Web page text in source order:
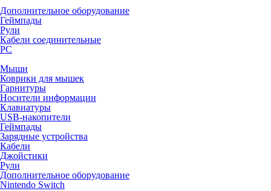
Дополнительное оборудование
Геймпады
Рули
Кабели соединительные
PC
Мыши
Коврики для мышек
Гарнитуры
Носители информации
Клавиатуры
USB-накопители
Геймпады
Зарядные устройства
Кабели
Джойстики
Рули
Дополнительное оборудование
Nintendo Switch